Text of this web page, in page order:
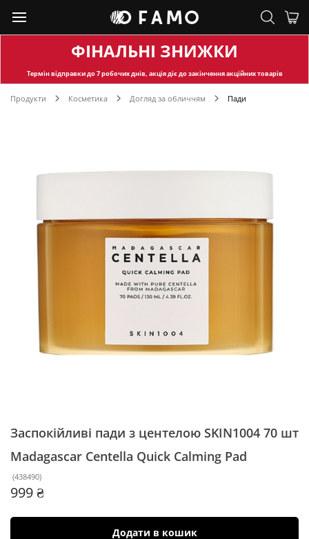
ФІНАЛЬНІ ЗНИЖКИ
Термін відправкидо 7 робочих днів, акція діє до закінчення акційних товарів
Продукти Косметика Догляд за обличчям Пади
Заспокійливі пади з центелою SKIN1004 70 шт
Madagascar Centella Quick Calming Pad
(438490)
999 ₴
Додати в кошик